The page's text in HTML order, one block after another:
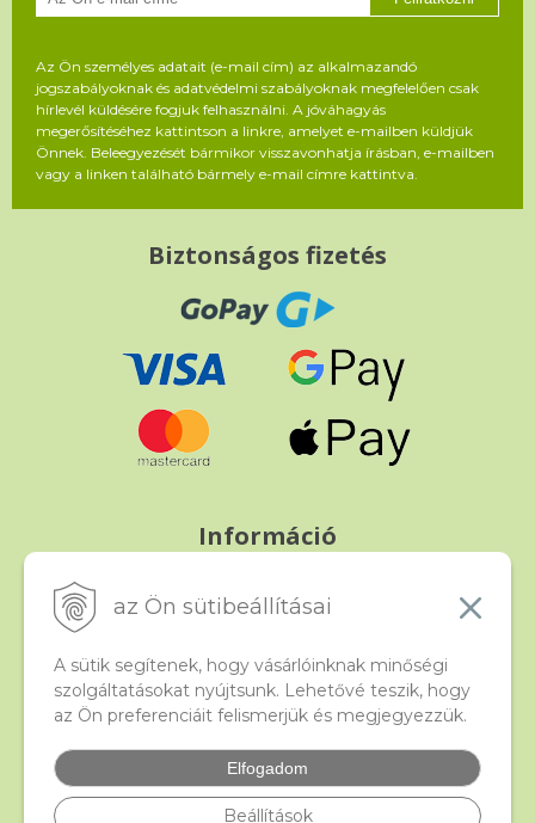
az Ön sütibeállításai
A sütik segítenek, hogy vásárlóinknak minőségi
szolgáltatásokat nyújtsunk. Lehetővé teszik, hogy
az Ön preferenciáit felismerjük és megjegyezzük.
Elfogadom
Beállítások
Az Ön személyes adatait (e-mail cím) az alkalmazandó
jogszabályoknak és adatvédelmi szabályoknak megfelelően csak
hírlevél küldésére fogjuk felhasználni. A jóváhagyás
megerősítéséhez kattintson a linkre, amelyet e-mailben küldjük
Önnek. Beleegyezését bármikor visszavonhatja írásban, e-mailben
vagy a linken található bármely e-mail címre kattintva.
Biztonságos fizetés
Információ
Panasz, árucsere és visszáru
Beado
Kapcsolat
Gyakori kérdések
Facebook